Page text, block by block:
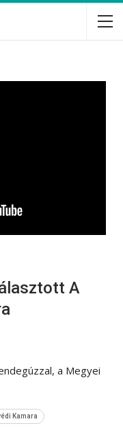
A
a Megyei
Kamara